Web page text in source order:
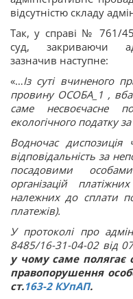
відсутністю складу
Так, у справі № 761/
суд, закриваючи
зазначив наступне:
«…Із суті вчиненого
провину ОСОБА_1 ,
саме несвоєчасне
екологічного податку
Водночас диспозиція
відповідальність за
посадовими
організацій
належних до сплати
платежів).
У протоколі про
8485/16-31-04-02 від
у чому саме полягає
правопорушення
ст.163-2 КУпАП.